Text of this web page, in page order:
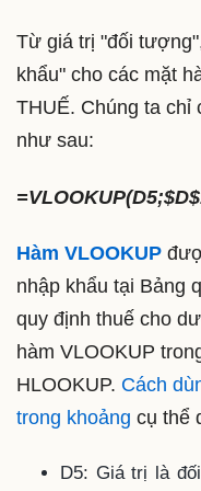
Từ giá trị "đối
khẩu" cho các mặt
THUẾ. Chúng ta chỉ
như sau:
Hàm VLOOKUP
nhập khẩu tại Bảng
quy định thuế cho
hàm VLOOKUP
HLOOKUP. Cách
trong khoảng cụ thể
D5: Giá trị là